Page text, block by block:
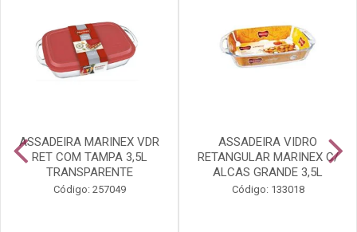
ASSADEIRA MARINEX VDR
RET COM TAMPA 3,5L
TRANSPARENTE
Código: 257049
ASSADEIRA VIDRO
RETANGULAR MARINEX C/
ALCAS GRANDE 3,5L
Código: 133018